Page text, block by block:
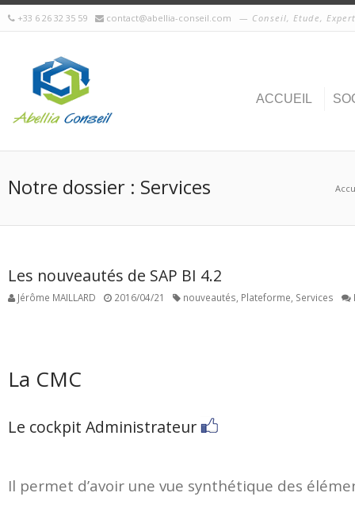
+33 6 26 32 35 59 contact@abellia-conseil.com Conseil, Etude,
ACCUEIL
Notre dossier : Services
Les nouveautés de SAP BI 4.2
Jérôme MAILLARD 2016/04/21 nouveautés Plateforme Services
La CMC
Le cockpit Administrateur
Il permet d’avoir une vue synthétique des